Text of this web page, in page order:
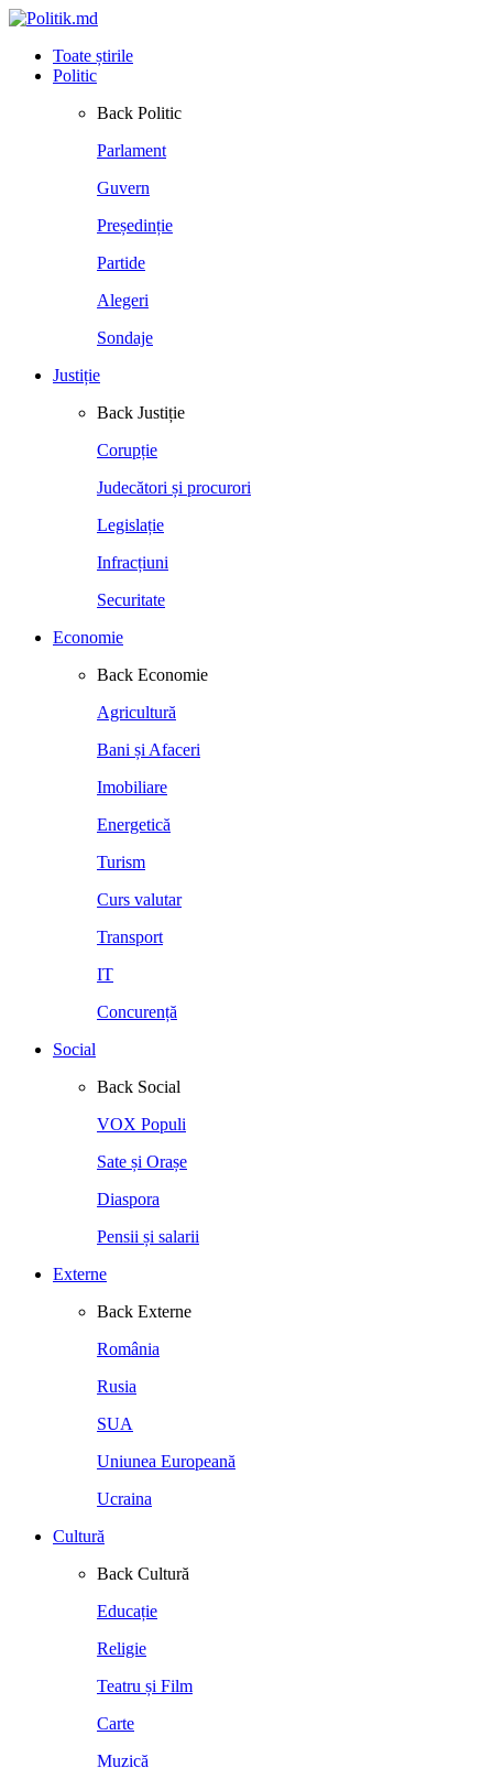
Toate știrile
Politic
Back Politic
Parlament
Guvern
Președinție
Partide
Alegeri
Sondaje
Justiție
Back Justiție
Corupție
Judecători și procurori
Legislație
Infracțiuni
Securitate
Economie
Back Economie
Agricultură
Bani și Afaceri
Imobiliare
Energetică
Turism
Curs valutar
Transport
IT
Concurență
Social
Back Social
VOX Populi
Sate și Orașe
Diaspora
Pensii și salarii
Externe
Back Externe
România
Rusia
SUA
Uniunea Europeană
Ucraina
Cultură
Back Cultură
Educație
Religie
Teatru și Film
Carte
Muzică